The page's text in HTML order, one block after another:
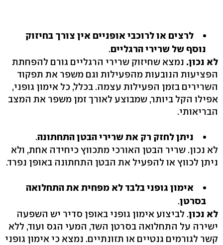
לרצים או לרוכבי אופניים אין צורך בחיזוק
נוסף של שרירי הרגליים.
לא נכון. נמצא שחיזוק שרירי הרגליים גורם להפחתת
הפציעות הנובעות מהפעילות וגם משפר את תפקוד
השרירים בזמן הפעילות עצמה. בכלל, כל אימון גופני,
אפילו הקל ביותר, שמבוצע לאורך זמן משפר את המצב
הבריאותי.
ניתן לחזק רק את שרירי הבטן התחתונה.
לא נכון. שריר הבטן האורכי מתכווץ כיחידה אחת, ולא
ניתן לכווץ או להפעיל את הבטן התחתונה באופן נפרד.
אימון גופני בלבד לא מפחית את התחלואה
בסרטן.
לא נכון. לביצוע אימון גופני באופן סדיר יש השפעה
ישירה על התחלואה בסרטן השד, המעי הגס ועוד, ללא
קשר לגורמים גנטיים או תזונתיים. נמצא כי אימון גופני